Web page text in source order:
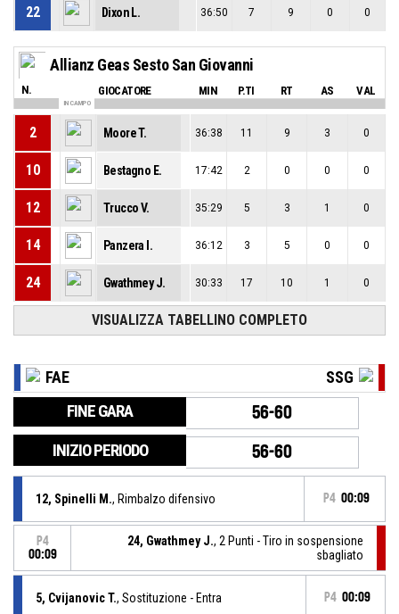
22 Dixon L. 36:50 7 9 0 0
Allianz Geas Sesto San Giovanni
N. GIOCATORE MIN P.TI RT AS VAL
IN CAMPO
2 Moore T. 36:38 11 9 3 0
10 Bestagno E. 17:42 2 0 0 0
12 Trucco V. 35:29 5 3 1 0
14 Panzera I. 36:12 3 5 0 0
24 Gwathmey J. 30:33 17 10 1 0
VISUALIZZA TABELLINO COMPLETO
FAE SSG
FINE GARA 56-60
INIZIO PERIODO 56-60
12, Spinelli M., Rimbalzo difensivo P4 00:09
P4
00:09
24, Gwathmey J., 2 Punti - Tiro in sospensione
sbagliato
5, Cvijanovic T., Sostituzione - Entra P4 00:09